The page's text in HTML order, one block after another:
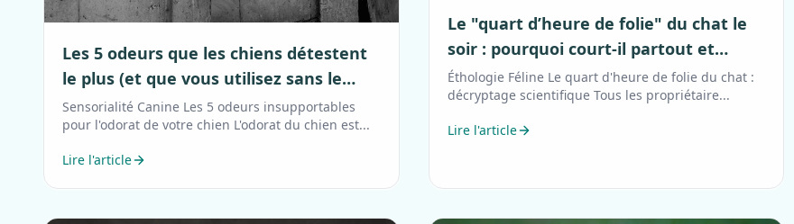
Les 5 odeurs que les chiens détestent
le plus (et que vous utilisez sans le
savoir)
Sensorialité Canine Les 5 odeurs insupportables
pour l'odorat de votre chien L'odorat du chien est...
Lire l'article
Le "quart d’heure de folie" du chat le
soir : pourquoi court-il partout et
comment l'apaiser ?
Éthologie Féline Le quart d'heure de folie du chat :
décryptage scientifique Tous les propriétaire...
Lire l'article